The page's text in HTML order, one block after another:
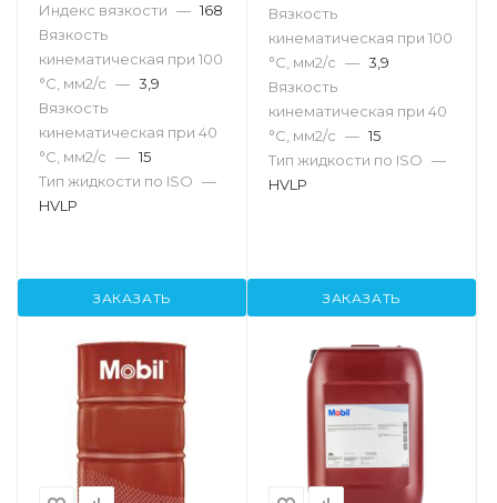
Индекс вязкости — 168
Вязкость
кинематическая при 100
°С, мм2/с — 3,9
Вязкость
кинематическая при 40
°С, мм2/с — 15
Тип жидкости по ISO —
HVLP
ЗАКАЗАТЬ
Вязкость
кинематическая при 100
°С, мм2/с — 3,9
Вязкость
кинематическая при 40
°С, мм2/с — 15
Тип жидкости по ISO —
HVLP
ЗАКАЗАТЬ